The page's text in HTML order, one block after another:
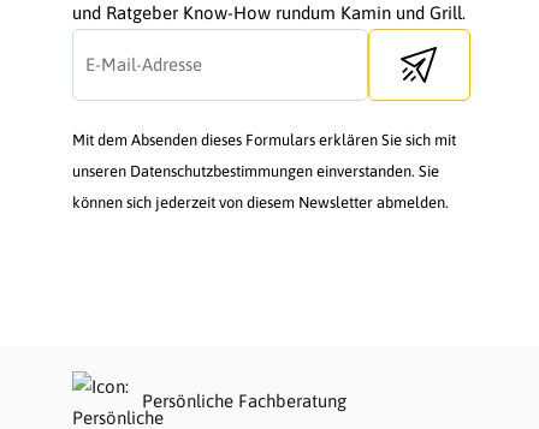
und Ratgeber Know-How rundum Kamin und Grill.
Send newsletter
Mit dem Absenden dieses Formulars erklären Sie sich mit
unseren Datenschutzbestimmungen einverstanden. Sie
können sich jederzeit von diesem Newsletter abmelden.
Persönliche Fachberatung